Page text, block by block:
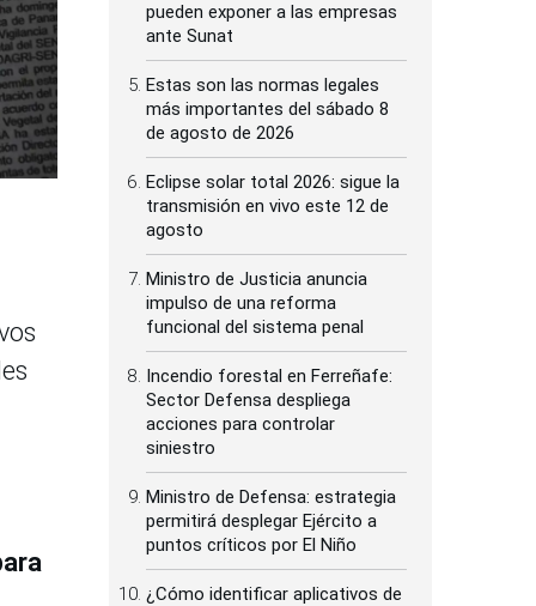
pueden exponer a las empresas
ante Sunat
Estas son las normas legales
más importantes del sábado 8
de agosto de 2026
Eclipse solar total 2026: sigue la
transmisión en vivo este 12 de
agosto
Ministro de Justicia anuncia
impulso de una reforma
funcional del sistema penal
Incendio forestal en Ferreñafe:
Sector Defensa despliega
acciones para controlar
siniestro
Ministro de Defensa: estrategia
permitirá desplegar Ejército a
puntos críticos por El Niño
¿Cómo identificar aplicativos de